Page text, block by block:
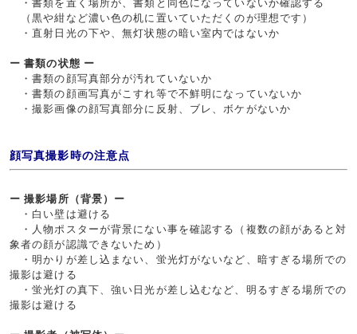
（黒や紺など濃い色の机に置いていただくのが理想です）
・直射日光の下や、無灯状態の暗い室内ではないか
ー 書類の状態 ー
・書類の顔写真部分が汚れていないか
・書類の顔画写真がこすれ等で不鮮明になっていないか
・撮影画像の顔写真部分に反射、ブレ、ボケがないか
顔写真撮影時の注意点
ー 撮影場所（背景）ー
・白い壁は避ける
・人物ポスターが背景にない事を確認する（複数の顔があると対
象者の顔が認識できないため）
・明かりが差し込まない、蛍光灯がないなど、暗すぎる場所での
撮影は避ける
・蛍光灯の真下、強い日光が差し込むなど、明るすぎる場所での
撮影は避ける